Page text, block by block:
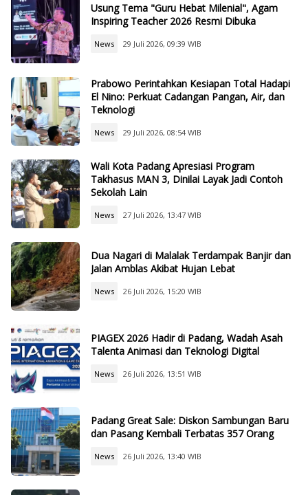
Usung Tema "Guru Hebat Milenial", Agam
Inspiring Teacher 2026 Resmi Dibuka
News 29 Juli 2026, 09:39 WIB
Prabowo Perintahkan Kesiapan Total Hadapi
El Nino: Perkuat Cadangan Pangan, Air, dan
Teknologi
News 29 Juli 2026, 08:54 WIB
Wali Kota Padang Apresiasi Program
Takhasus MAN 3, Dinilai Layak Jadi Contoh
Sekolah Lain
News 27 Juli 2026, 13:47 WIB
Dua Nagari di Malalak Terdampak Banjir dan
Jalan Amblas Akibat Hujan Lebat
News 26 Juli 2026, 15:20 WIB
PIAGEX 2026 Hadir di Padang, Wadah Asah
Talenta Animasi dan Teknologi Digital
News 26 Juli 2026, 13:51 WIB
Padang Great Sale: Diskon Sambungan Baru
dan Pasang Kembali Terbatas 357 Orang
News 26 Juli 2026, 13:40 WIB